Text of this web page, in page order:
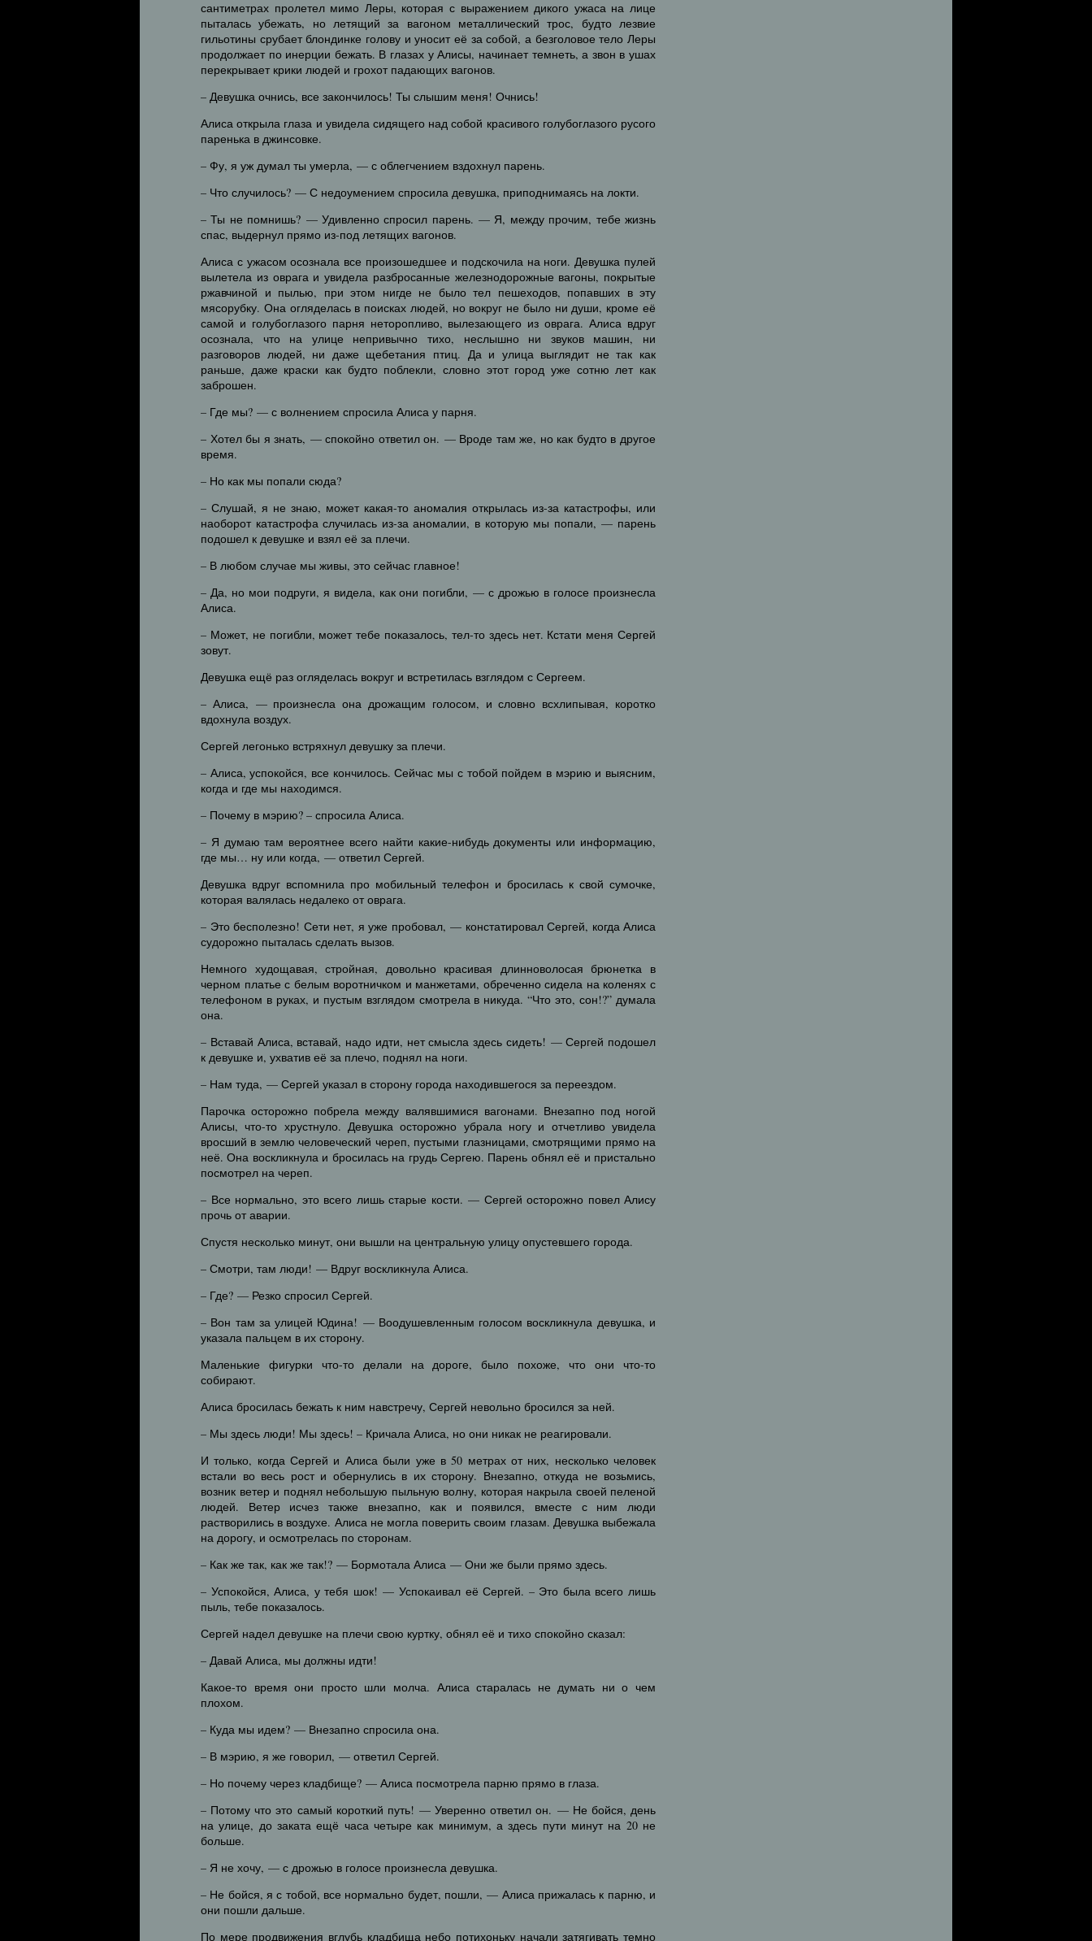
сантиметрах пролетел мимо Леры, которая с выражением дикого ужаса на лице
пыталась убежать, но летящий за вагоном металлический трос, будто лезвие
гильотины срубает блондинке голову и уносит её за собой, а безголовое тело Леры
продолжает по инерции бежать. В глазах у Алисы, начинает темнеть, а звон в ушах
перекрывает крики людей и грохот падающих вагонов.
– Девушка очнись, все закончилось! Ты слышим меня! Очнись!
Алиса открыла глаза и увидела сидящего над собой красивого голубоглазого русого
паренька в джинсовке.
– Фу, я уж думал ты умерла, — с облегчением вздохнул парень.
– Что случилось? — С недоумением спросила девушка, приподнимаясь на локти.
– Ты не помнишь? — Удивленно спросил парень. — Я, между прочим, тебе жизнь
спас, выдернул прямо из-под летящих вагонов.
Алиса с ужасом осознала все произошедшее и подскочила на ноги. Девушка пулей
вылетела из оврага и увидела разбросанные железнодорожные вагоны, покрытые
ржавчиной и пылью, при этом нигде не было тел пешеходов, попавших в эту
мясорубку. Она огляделась в поисках людей, но вокруг не было ни души, кроме её
самой и голубоглазого парня неторопливо, вылезающего из оврага. Алиса вдруг
осознала, что на улице непривычно тихо, неслышно ни звуков машин, ни
разговоров людей, ни даже щебетания птиц. Да и улица выглядит не так как
раньше, даже краски как будто поблекли, словно этот город уже сотню лет как
заброшен.
– Где мы? — с волнением спросила Алиса у парня.
– Хотел бы я знать, — спокойно ответил он. — Вроде там же, но как будто в другое
время.
– Но как мы попали сюда?
– Слушай, я не знаю, может какая-то аномалия открылась из-за катастрофы, или
наоборот катастрофа случилась из-за аномалии, в которую мы попали, — парень
подошел к девушке и взял её за плечи.
– В любом случае мы живы, это сейчас главное!
– Да, но мои подруги, я видела, как они погибли, — с дрожью в голосе произнесла
Алиса.
– Может, не погибли, может тебе показалось, тел-то здесь нет. Кстати меня Сергей
зовут.
Девушка ещё раз огляделась вокруг и встретилась взглядом с Сергеем.
– Алиса, — произнесла она дрожащим голосом, и словно всхлипывая, коротко
вдохнула воздух.
Сергей легонько встряхнул девушку за плечи.
– Алиса, успокойся, все кончилось. Сейчас мы с тобой пойдем в мэрию и выясним,
когда и где мы находимся.
– Почему в мэрию? – спросила Алиса.
– Я думаю там вероятнее всего найти какие-нибудь документы или информацию,
где мы… ну или когда, — ответил Сергей.
Девушка вдруг вспомнила про мобильный телефон и бросилась к свой сумочке,
которая валялась недалеко от оврага.
– Это бесполезно! Сети нет, я уже пробовал, — констатировал Сергей, когда Алиса
судорожно пыталась сделать вызов.
Немного худощавая, стройная, довольно красивая длинноволосая брюнетка в
черном платье с белым воротничком и манжетами, обреченно сидела на коленях с
телефоном в руках, и пустым взглядом смотрела в никуда. “Что это, сон!?” думала
она.
– Вставай Алиса, вставай, надо идти, нет смысла здесь сидеть! — Сергей подошел
к девушке и, ухватив её за плечо, поднял на ноги.
– Нам туда, — Сергей указал в сторону города находившегося за переездом.
Парочка осторожно побрела между валявшимися вагонами. Внезапно под ногой
Алисы, что-то хрустнуло. Девушка осторожно убрала ногу и отчетливо увидела
вросший в землю человеческий череп, пустыми глазницами, смотрящими прямо на
неё. Она воскликнула и бросилась на грудь Сергею. Парень обнял её и пристально
посмотрел на череп.
– Все нормально, это всего лишь старые кости. — Сергей осторожно повел Алису
прочь от аварии.
Спустя несколько минут, они вышли на центральную улицу опустевшего города.
– Смотри, там люди! — Вдруг воскликнула Алиса.
– Где? — Резко спросил Сергей.
– Вон там за улицей Юдина! — Воодушевленным голосом воскликнула девушка, и
указала пальцем в их сторону.
Маленькие фигурки что-то делали на дороге, было похоже, что они что-то
собирают.
Алиса бросилась бежать к ним навстречу, Сергей невольно бросился за ней.
– Мы здесь люди! Мы здесь! – Кричала Алиса, но они никак не реагировали.
И только, когда Сергей и Алиса были уже в 50 метрах от них, несколько человек
встали во весь рост и обернулись в их сторону. Внезапно, откуда не возьмись,
возник ветер и поднял небольшую пыльную волну, которая накрыла своей пеленой
людей. Ветер исчез также внезапно, как и появился, вместе с ним люди
растворились в воздухе. Алиса не могла поверить своим глазам. Девушка выбежала
на дорогу, и осмотрелась по сторонам.
– Как же так, как же так!? — Бормотала Алиса — Они же были прямо здесь.
– Успокойся, Алиса, у тебя шок! — Успокаивал её Сергей. – Это была всего лишь
пыль, тебе показалось.
Сергей надел девушке на плечи свою куртку, обнял её и тихо спокойно сказал:
– Давай Алиса, мы должны идти!
Какое-то время они просто шли молча. Алиса старалась не думать ни о чем
плохом.
– Куда мы идем? — Внезапно спросила она.
– В мэрию, я же говорил, — ответил Сергей.
– Но почему через кладбище? — Алиса посмотрела парню прямо в глаза.
– Потому что это самый короткий путь! — Уверенно ответил он. — Не бойся, день
на улице, до заката ещё часа четыре как минимум, а здесь пути минут на 20 не
больше.
– Я не хочу, — с дрожью в голосе произнесла девушка.
– Не бойся, я с тобой, все нормально будет, пошли, — Алиса прижалась к парню, и
они пошли дальше.
По мере продвижения вглубь кладбища небо потихоньку начали затягивать темно